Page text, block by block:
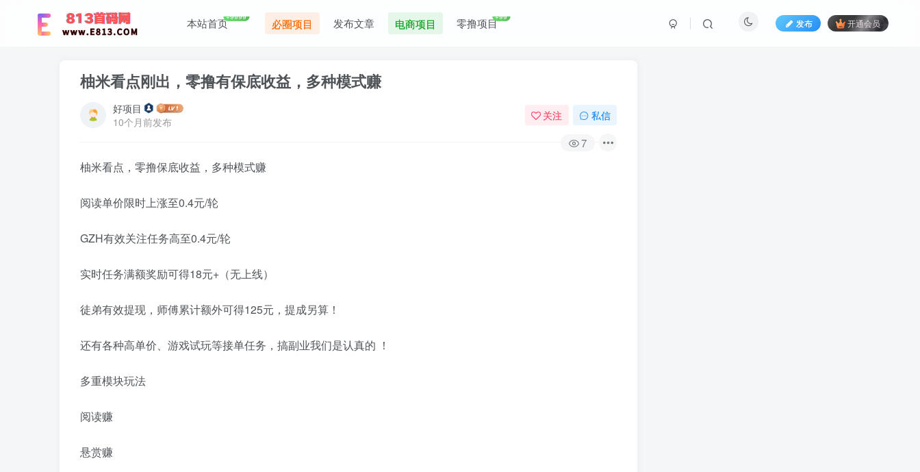
本站首页+9999
必圈项目 发布文章 电商项目 零撸项目+99
发布 开通会员
柚米看点刚出，零撸有保底收益，多种模式赚
好项目
10个月前发布
关注 私信
7
柚米看点，零撸保底收益，多种模式赚
阅读单价限时上涨至0.4元/轮
GZH有效关注任务高至0.4元/轮
实时任务满额奖励可得18元+（无上线）
徒弟有效提现，师傅累计额外可得125元，提成另算！
还有各种高单价、游戏试玩等接单任务，搞副业我们是认真的 ！
多重模块玩法
阅读赚
悬赏赚